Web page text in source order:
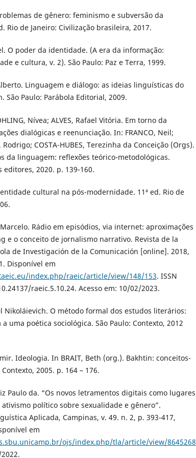
de gênero: feminismo e subversão da
Rio de Janeiro: Civilização brasileira, 2017.
O poder da identidade. (A era da informação:
e cultura, v. 2). São Paulo: Paz e Terra, 1999.
Linguagem e diálogo: as ideias linguísticas do
São Paulo: Parábola Editorial, 2009.
Nívea; ALVES, Rafael Vitória. Em torno da
dialógicas e reenunciação. In: FRANCO, Neil;
Rodrigo; COSTA-HUBES, Terezinha da Conceição (Orgs).
da linguagem: reflexões teórico-metodológicas.
editores, 2020. p. 139-160.
cultural na pós-modernidade. 11ª ed. Rio de
Marcelo. Rádio em episódios, via internet: aproximações
e o conceito de jornalismo narrativo. Revista de la
de Investigación de la Comunicación [online]. 2018,
Disponível em
index.php/raeic/article/view/148/153. ISSN
raeic.5.10.24. Acesso em: 10/02/2023.
Nikoláievich. O método formal dos estudos literários:
uma poética sociológica. São Paulo: Contexto, 2012
Ideologia. In BRAIT, Beth (org.). Bakhtin: conceitos-
2005. p. 164 – 176.
Paulo da. “Os novos letramentos digitais como lugares
político sobre sexualidade e gênero”.
Aplicada, Campinas, v. 49. n. 2, p. 393-417,
em
ojs/index.php/tla/article/view/8645268